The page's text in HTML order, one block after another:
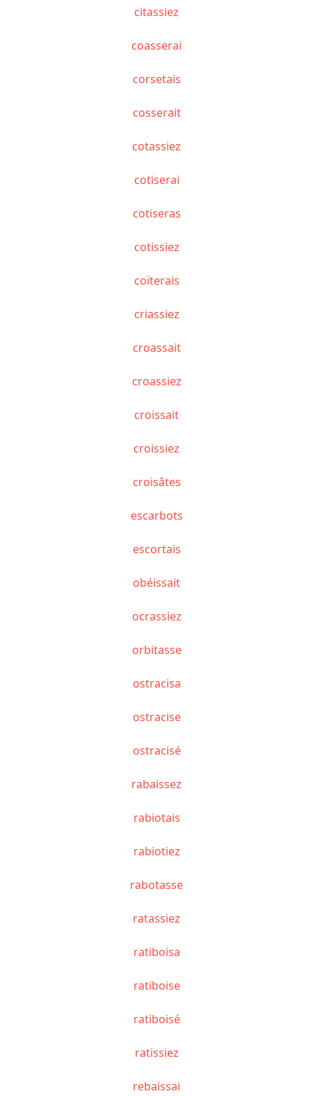
citassiez
coasserai
corsetais
cosserait
cotassiez
cotiserai
cotiseras
cotissiez
coïterais
criassiez
croassait
croassiez
croissait
croissiez
croisâtes
escarbots
escortais
obéissait
ocrassiez
orbitasse
ostracisa
ostracise
ostracisé
rabaissez
rabiotais
rabiotiez
rabotasse
ratassiez
ratiboisa
ratiboise
ratiboisé
ratissiez
rebaissai